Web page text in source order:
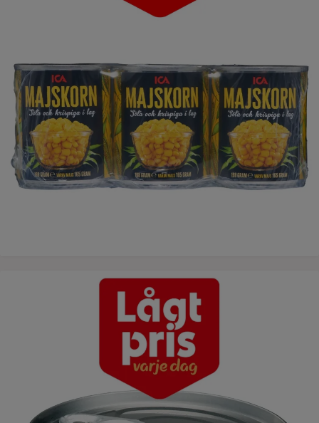
ICAs tonfisk - lågt pris varje dag